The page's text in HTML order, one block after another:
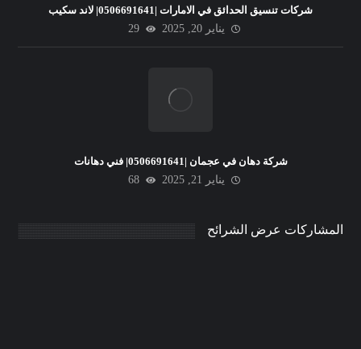
شركات تنسيق الحدائق في الامارات |0506691641| لاند سكيب
يناير 20, 2025
29
شركة دهان في عجمان |0506691641| فني دهانات
يناير 21, 2025
68
المشاركات عرض الشرائح